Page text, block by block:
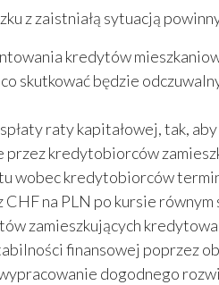
z zaistniałą sytuacją
kredytów
będzie
raty kapitałowej, tak,
przez kredytobiorców
wobec kredytobiorców
na PLN po kursie równym
zamieszkujących
finansowej poprzez
dogodnego